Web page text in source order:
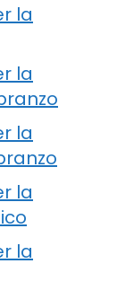
la
la
la
la
la